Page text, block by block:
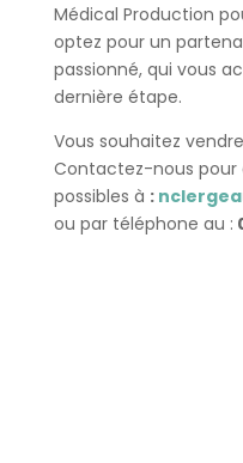
Médical Production
optez pour un
passionné, qui vous
dernière étape.
Vous souhaitez
Contactez-nous pour
possibles à :
ou par téléphone au :